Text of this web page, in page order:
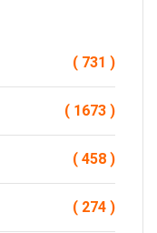
( 731 )
( 1673 )
( 458 )
( 274 )